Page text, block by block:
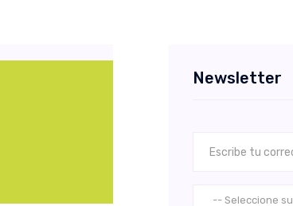
Newsletter